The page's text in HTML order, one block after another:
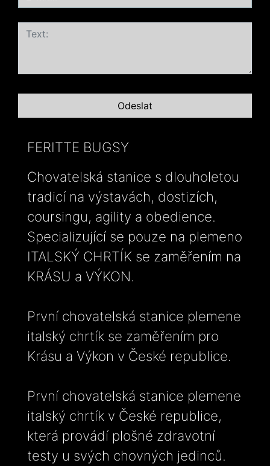
FERITTE BUGSY
Chovatelská stanice s dlouholetou
tradicí na výstavách, dostizích,
coursingu, agility a obedience.
Specializující se pouze na plemeno
ITALSKÝ CHRTÍK se zaměřením na
KRÁSU a VÝKON.
První chovatelská stanice plemene
italský chrtík se zaměřením pro
Krásu a Výkon v České republice.
První chovatelská stanice plemene
italský chrtík v České republice,
která provádí plošné zdravotní
testy u svých chovných jedinců.